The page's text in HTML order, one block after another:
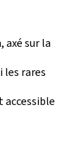
axé sur la
rares
accessible